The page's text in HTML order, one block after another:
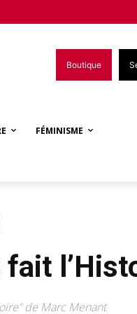
Boutique
FÉMINISME
de Marc Menant